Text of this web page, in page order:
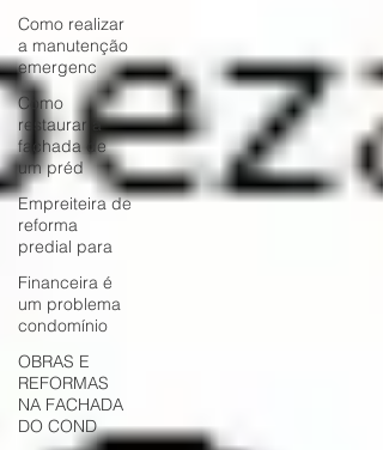
Como realizar
a manutenção
emergenc
Como
restaurar a
fachada de
um préd
Empreiteira de
reforma
predial para
Financeira é
um problema
condomínio
OBRAS E
REFORMAS
NA FACHADA
DO COND